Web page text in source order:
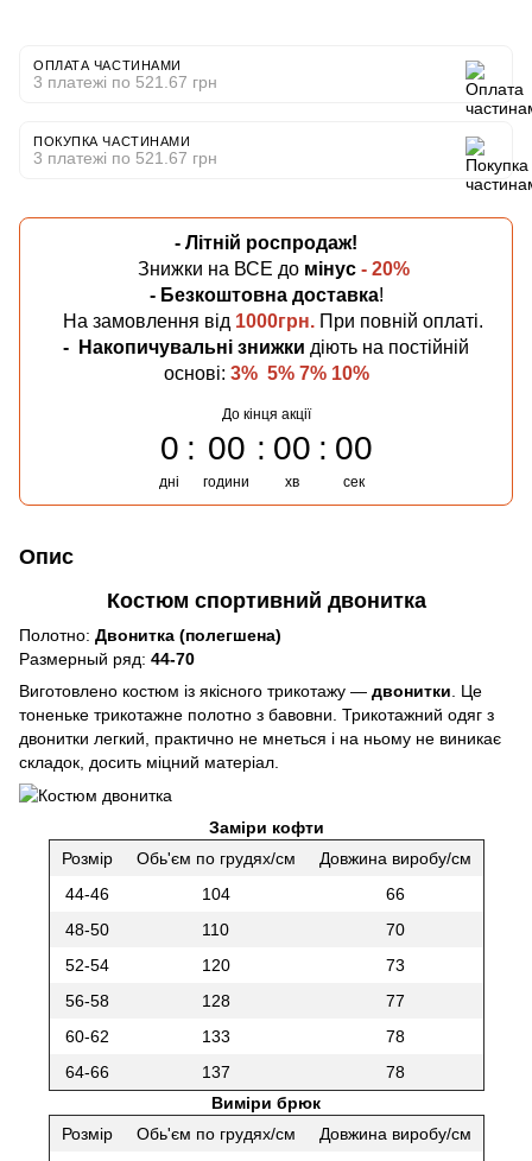
ОПЛАТА ЧАСТИНАМИ
3 платежі по 521.67 грн
ПОКУПКА ЧАСТИНАМИ
3 платежі по 521.67 грн
- Літній роспродаж!
Знижки на ВСЕ до мінус - 20%
- Безкоштовна доставка!
На замовлення від 1000грн. При повній оплаті.
-
Накопичувальні знижки діють на постійній
основі: 3% 5% 7% 10%
До кінця акції
0
дні
00
години
00
хв
00
сек
Опис
Костюм спортивний двонитка
Полотно: Двонитка (полегшена)
Размерный ряд: 44-70
Виготовлено костюм із якісного трикотажу — двонитки . Це
тоненьке трикотажне полотно з бавовни. Трикотажний одяг з
двонитки легкий, практично не мнеться і на ньому не виникає
складок, досить міцний матеріал.
Заміри кофти
Розмір
Обь'єм по грудях/см
Довжина виробу/cм
44-46
104
66
48-50
110
70
52-54
120
73
56-58
128
77
60-62
133
78
64-66
137
78
Виміри брюк
Розмір
Обь'єм по грудях/см
Довжина виробу/cм